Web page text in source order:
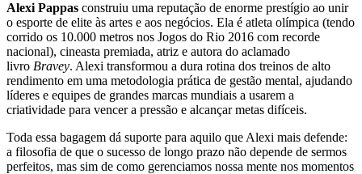
Alexi Pappas construiu uma reputação de enorme prestígio ao unir
o esporte de elite às artes e aos negócios. Ela é atleta olímpica (tendo
corrido os 10.000 metros nos Jogos do Rio 2016 com recorde
nacional), cineasta premiada, atriz e autora do aclamado
livro Bravey. Alexi transformou a dura rotina dos treinos de alto
rendimento em uma metodologia prática de gestão mental, ajudando
líderes e equipes de grandes marcas mundiais a usarem a
criatividade para vencer a pressão e alcançar metas difíceis.
Toda essa bagagem dá suporte para aquilo que Alexi mais defende:
a filosofia de que o sucesso de longo prazo não depende de sermos
perfeitos, mas sim de como gerenciamos nossa mente nos momentos